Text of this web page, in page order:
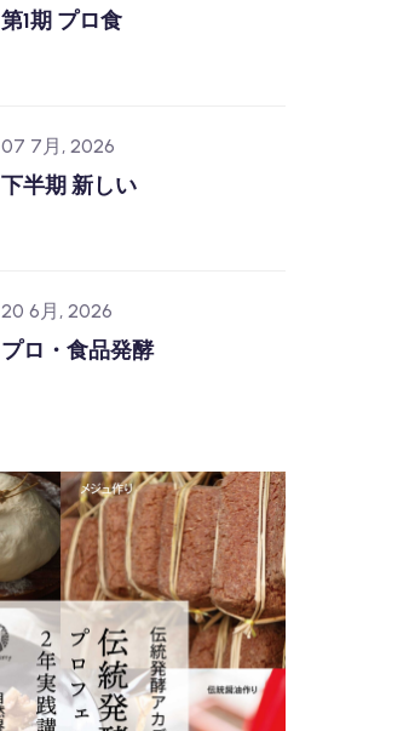
第1期 プロ食
07 7月, 2026
下半期 新しい
20 6月, 2026
プロ・食品発酵